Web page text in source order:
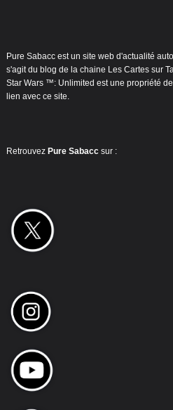
Pure Sabacc est un site web d'actualité
s'agit du blog de la chaine Les Cartes sur
Star Wars ™: Unlimited est une propriété
lien avec ce site.
Retrouvez Pure Sabacc sur :